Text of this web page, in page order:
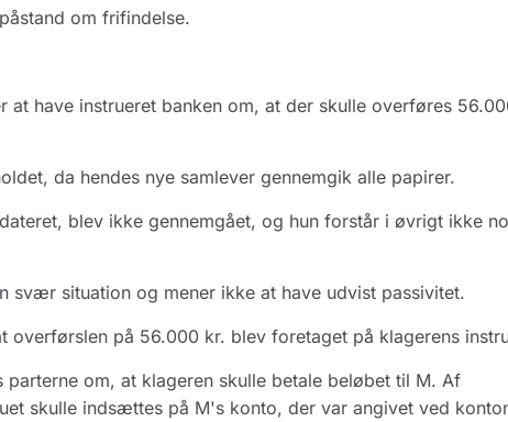
om frifindelse.
have instrueret banken om, at der skulle overføres
da hendes nye samlever gennemgik alle papirer.
blev ikke gennemgået, og hun forstår i øvrigt ikke
svær situation og mener ikke at have udvist passivitet.
overførslen på 56.000 kr. blev foretaget på klagerens
om, at klageren skulle betale beløbet til M. Af
skulle indsættes på M's konto, der var angivet ved